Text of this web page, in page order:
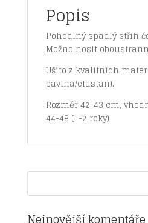
Popis
Pohodlný spadlý střih
Možno nosit
Ušito z kvalitních
bavlna/elastan).
Rozměr 42-43 cm,
44-48 (1-2 roky)